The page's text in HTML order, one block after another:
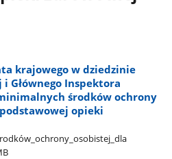
krajowego w dziedzinie
Głównego Inspektora
środków ochrony
opieki